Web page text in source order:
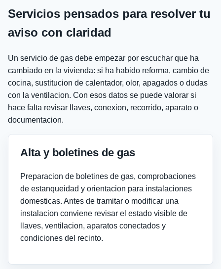
Servicios pensados para resolver tu
aviso con claridad
Un servicio de gas debe empezar por escuchar que ha
cambiado en la vivienda: si ha habido reforma, cambio de
cocina, sustitucion de calentador, olor, apagados o dudas
con la ventilacion. Con esos datos se puede valorar si
hace falta revisar llaves, conexion, recorrido, aparato o
documentacion.
Alta y boletines de gas
Preparacion de boletines de gas, comprobaciones
de estanqueidad y orientacion para instalaciones
domesticas. Antes de tramitar o modificar una
instalacion conviene revisar el estado visible de
llaves, ventilacion, aparatos conectados y
condiciones del recinto.